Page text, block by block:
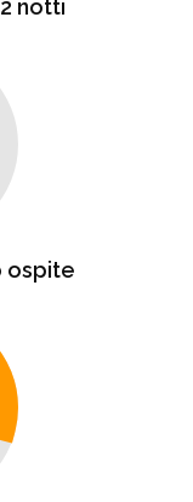
notti
ospite